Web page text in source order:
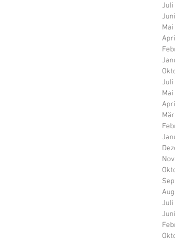
Juli
Juli
Juli